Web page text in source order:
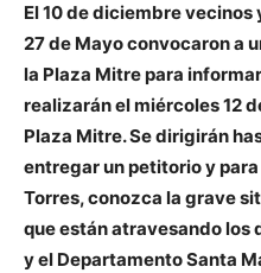
El 10 de diciembre
27 de Mayo convocaron a
la Plaza Mitre para
realizarán el miércoles 12
Plaza Mitre. Se dirigirán
entregar un petitorio y
Torres, conozca la grave
que están atravesando los
y el Departamento Santa